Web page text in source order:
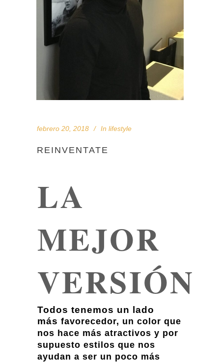
febrero 20, 2018 In lifestyle
REINVENTATE
LA
MEJOR
VERSIÓN
Todos tenemos un lado
más favorecedor, un color que
nos hace más atractivos y por
supuesto estilos que nos
ayudan a ser un poco más